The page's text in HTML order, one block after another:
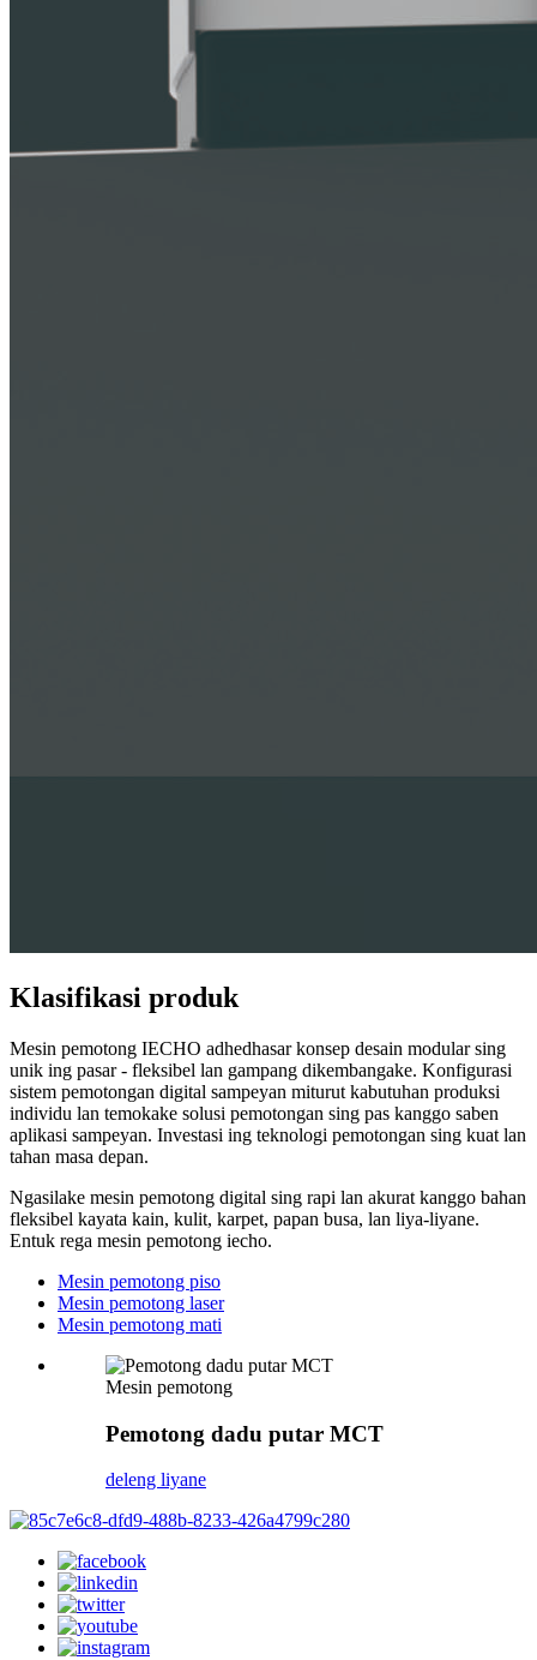
Klasifikasi produk
Mesin pemotong IECHO adhedhasar konsep desain modular sing
unik ing pasar - fleksibel lan gampang dikembangake. Konfigurasi
sistem pemotongan digital sampeyan miturut kabutuhan produksi
individu lan temokake solusi pemotongan sing pas kanggo saben
aplikasi sampeyan. Investasi ing teknologi pemotongan sing kuat lan
tahan masa depan.
Ngasilake mesin pemotong digital sing rapi lan akurat kanggo bahan
fleksibel kayata kain, kulit, karpet, papan busa, lan liya-liyane.
Entuk rega mesin pemotong iecho.
Mesin pemotong piso
Mesin pemotong laser
Mesin pemotong mati
Mesin pemotong
Pemotong dadu putar MCT
deleng liyane